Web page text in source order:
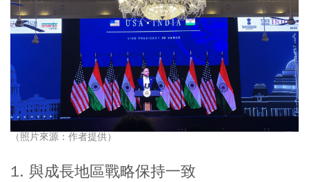
（照片來源：作者提供）
1. 與成長地區戰略保持一致